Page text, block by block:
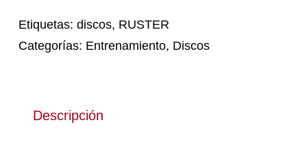
cantidad
Etiquetas:discos, RUSTER
Categorías: Entrenamiento, Discos
Descripción